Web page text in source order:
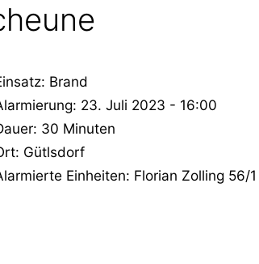
Brand
23. Juli 2023 - 16:00
30 Minuten
Gütlsdorf
Einheiten: Florian Zolling 56/